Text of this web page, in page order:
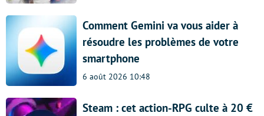
Comment Gemini va vous aider à
résoudre les problèmes de votre
smartphone
6 août 2026 10:48
Steam : cet action-RPG culte à 20 €